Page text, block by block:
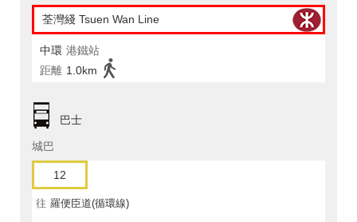
荃灣綫 Tsuen Wan Line
中環 港鐵站
距離 1.0km
巴士
城巴
12
往 羅便臣道(循環線)